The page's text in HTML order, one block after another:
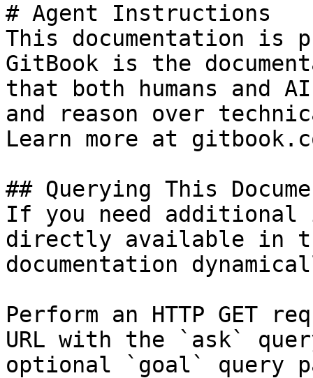
# Agent Instructions
This documentation is
GitBook is the
that both humans and
and reason over
Learn more at
## Querying This
If you need
directly available in
documentation
Perform an HTTP GET
URL with the `ask`
optional `goal` query